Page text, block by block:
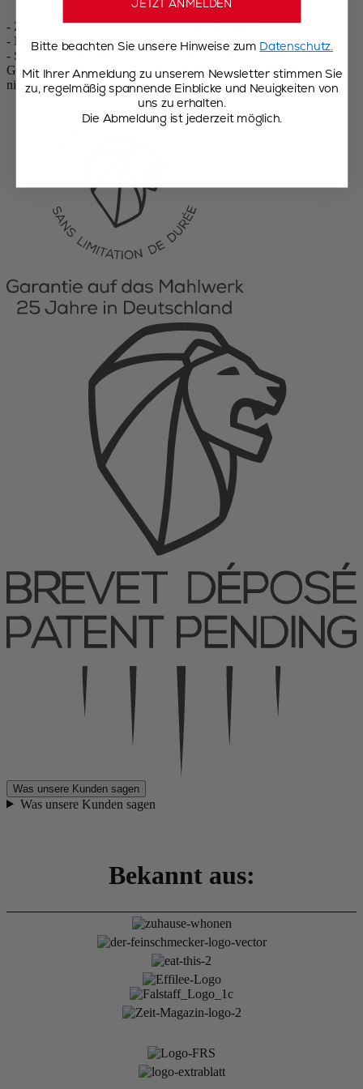
- Zirlion-Mahlwerk, eine Innovation von Peugeot
- Mahlgradeinstellung u‘Select: 6 vorgegebene Mahlgrade
- Salzmühle: Zum Mahlen von Trockensalzkristallen bis zu einer
Größe von 6 mm. Nicht für feuchtes Meersalz verwenden, auch
nicht in getrocknetem Zustand
Was unsere Kunden sagen
Was unsere Kunden sagen
Bekannt aus:
JETZT ANMELDEN
Bitte beachten Sie unsere Hinweise zum Datenschutz.
Mit Ihrer Anmeldung zu unserem Newsletter stimmen Sie
zu, regelmäßig spannende Einblicke und Neuigkeiten von
uns zu erhalten.
Die Abmeldung ist jederzeit möglich.